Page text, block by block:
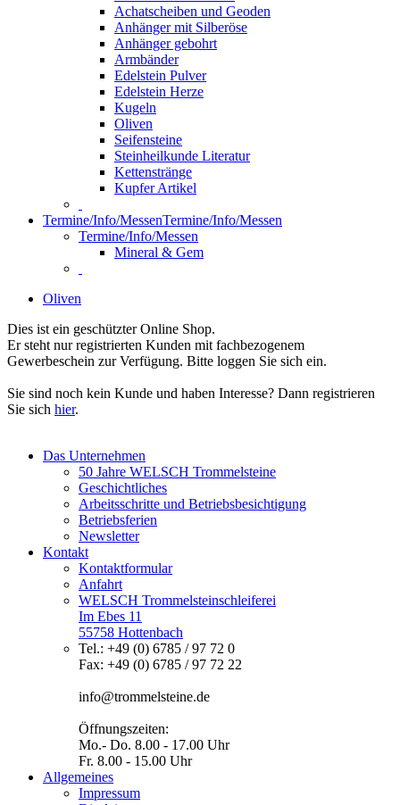
Achatscheiben und Geoden
Anhänger mit Silberöse
Anhänger gebohrt
Armbänder
Edelstein Pulver
Edelstein Herze
Kugeln
Oliven
Seifensteine
Steinheilkunde Literatur
Kettenstränge
Kupfer Artikel
Termine/Info/MessenTermine/Info/Messen
Termine/Info/Messen
Mineral & Gem
Oliven
Dies ist ein geschützter Online Shop.
Er steht nur registrierten Kunden mit fachbezogenem
Gewerbeschein zur Verfügung. Bitte loggen Sie sich ein.
Sie sind noch kein Kunde und haben Interesse? Dann registrieren
Sie sich hier.
Das Unternehmen
50 Jahre WELSCH Trommelsteine
Geschichtliches
Arbeitsschritte und Betriebsbesichtigung
Betriebsferien
Newsletter
Kontakt
Kontaktformular
Anfahrt
WELSCH Trommelsteinschleiferei
Im Ebes 11
55758 Hottenbach
Tel.: +49 (0) 6785 / 97 72 0
Fax: +49 (0) 6785 / 97 72 22
info@trommelsteine.de
Öffnungszeiten:
Mo.- Do. 8.00 - 17.00 Uhr
Fr. 8.00 - 15.00 Uhr
Allgemeines
Impressum